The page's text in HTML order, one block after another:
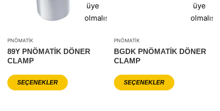
üye
olmalısınız
PNÖMATIK
89Y PNÖMATIK DÖNER
CLAMP
SEÇENEKLER
üye
PNÖMATIK
BGDK PNÖMATIK DÖNER
CLAMP
SEÇENEKLER